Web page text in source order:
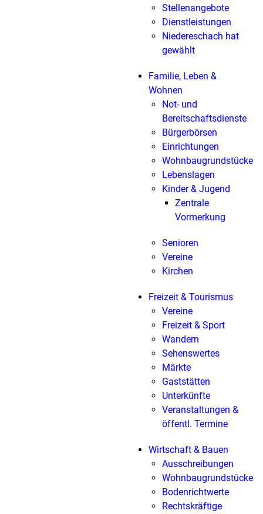
Stellenangebote
Dienstleistungen
Niedereschach hat
gewählt
Familie, Leben &
Wohnen
Not- und
Bereitschaftsdienste
Bürgerbörsen
Einrichtungen
Wohnbaugrundstücke
Lebenslagen
Kinder & Jugend
Zentrale
Vormerkung
Senioren
Vereine
Kirchen
Freizeit & Tourismus
Vereine
Freizeit & Sport
Wandern
Sehenswertes
Märkte
Gaststätten
Unterkünfte
Veranstaltungen &
öffentl. Termine
Wirtschaft & Bauen
Ausschreibungen
Wohnbaugrundstücke
Bodenrichtwerte
Rechtskräftige